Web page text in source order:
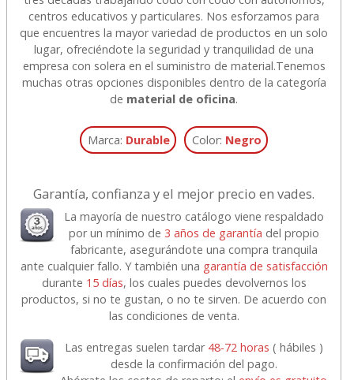
centros educativos y particulares. Nos esforzamos para
que encuentres la mayor variedad de productos en un solo
lugar, ofreciéndote la seguridad y tranquilidad de una
empresa con solera en el suministro de material.Tenemos
muchas otras opciones disponibles dentro de la categoría
de material de oficina.
Marca: Durable Color: Negro
Garantía, confianza y el mejor precio en vades.
La mayoría de nuestro catálogo viene respaldado
por un mínimo de 3 años de garantía del propio
fabricante, asegurándote una compra tranquila
ante cualquier fallo. Y también una garantía de satisfacción
durante 15 días, los cuales puedes devolvernos los
productos, si no te gustan, o no te sirven. De acuerdo con
las condiciones de venta.
Las entregas suelen tardar 48-72 horas ( hábiles )
desde la confirmación del pago.